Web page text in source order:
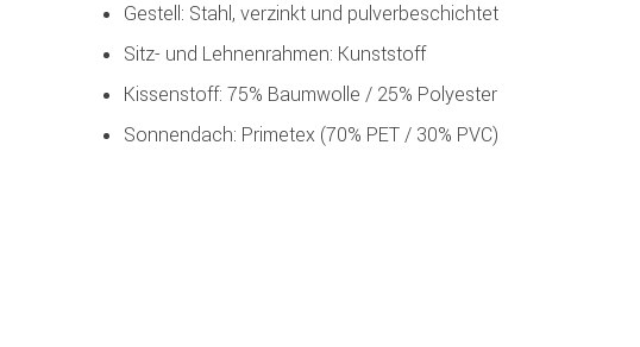
Gestell: Stahl, verzinkt und pulverbeschichtet
Sitz- und Lehnenrahmen: Kunststoff
Kissenstoff: 75% Baumwolle / 25% Polyester
Sonnendach: Primetex (70% PET / 30% PVC)